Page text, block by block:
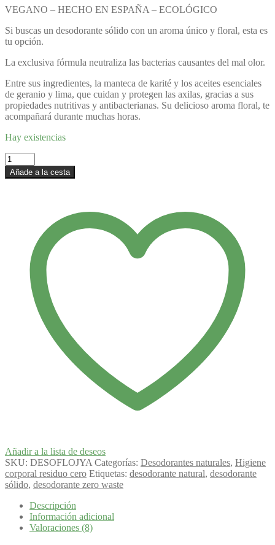
VEGANO – HECHO EN ESPAÑA – ECOLÓGICO
Si buscas un desodorante sólido con un aroma único y floral, esta es
tu opción.
La exclusiva fórmula neutraliza las bacterias causantes del mal olor.
Entre sus ingredientes, la manteca de karité y los aceites esenciales
de geranio y lima, que cuidan y protegen las axilas, gracias a sus
propiedades nutritivas y antibacterianas. Su delicioso aroma floral, te
acompañará durante muchas horas.
Hay existencias
Desodorante
sólido
Floral
Añade a la cesta
Añadir a la lista de deseos
SKU: DESOFLOJYA Categorías: Desodorantes naturales, Higiene
corporal residuo cero Etiquetas: desodorante natural, desodorante
sólido, desodorante zero waste
Descripción
Información adicional
Valoraciones (8)